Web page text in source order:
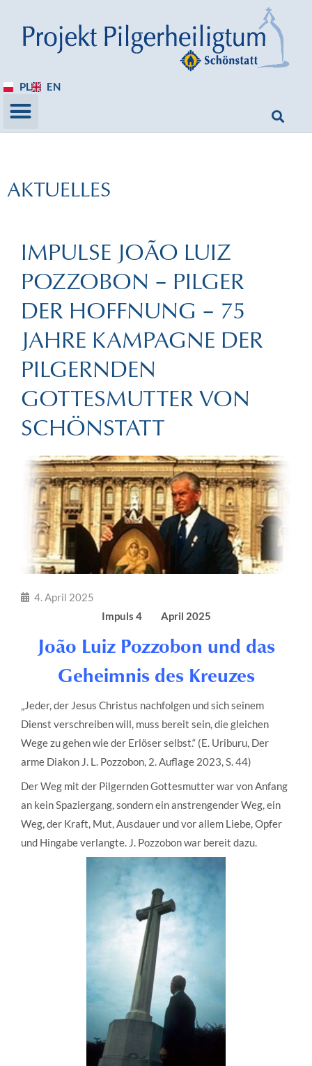
PL EN
AKTUELLES
IMPULSE JOÃO LUIZ
POZZOBON – PILGER
DER HOFFNUNG – 75
JAHRE KAMPAGNE DER
PILGERNDEN
GOTTESMUTTER VON
SCHÖNSTATT
4. April 2025
Impuls 4 April 2025
João Luiz Pozzobon und das
Geheimnis des Kreuzes
„Jeder, der Jesus Christus nachfolgen und sich seinem
Dienst verschreiben will, muss bereit sein, die gleichen
Wege zu gehen wie der Erlöser selbst.“ (E. Uriburu, Der
arme Diakon J. L. Pozzobon, 2. Auflage 2023, S. 44)
Der Weg mit der Pilgernden Gottesmutter war von Anfang
an kein Spaziergang, sondern ein anstrengender Weg, ein
Weg, der Kraft, Mut, Ausdauer und vor allem Liebe, Opfer
und Hingabe verlangte. J. Pozzobon war bereit dazu.